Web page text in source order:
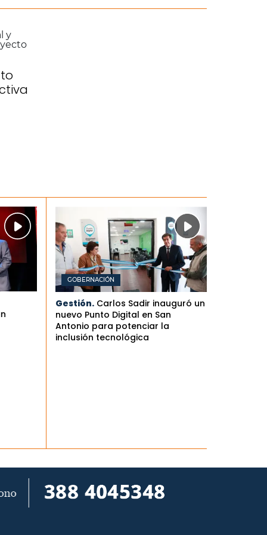
GOBERNACIÓN
Gestión. Carlos Sadir inauguró un
nuevo Punto Digital en San
Antonio para potenciar la
inclusión tecnológica